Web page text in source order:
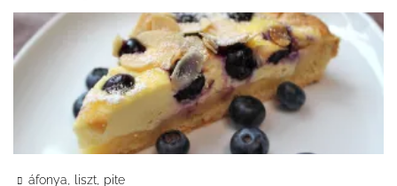
áfonya, liszt, pite